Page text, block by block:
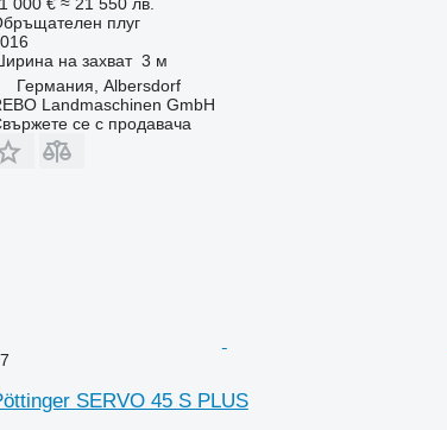
плуг
на захват 3 м
Германия, Albersdorf
Landmaschinen GmbH
се с продавача
SERVO 45 S PLUS